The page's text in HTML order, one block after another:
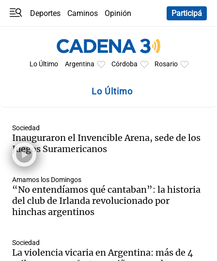
Deportes Caminos
Opinión
Participá
Lo Último Argentina Córdoba Rosario
Lo Último
Sociedad
Inauguraron el Invencible Arena, sede de los
Juegos Suramericanos
Amamos los Domingos
“No entendíamos qué cantaban”: la historia
del club de Irlanda revolucionado por
hinchas argentinos
Sociedad
La violencia vicaria en Argentina: más de 4